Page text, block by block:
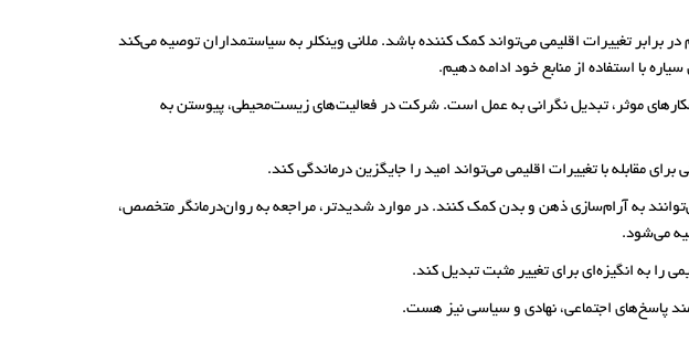
برابر تغییرات اقلیمی می‌تواند کمک کننده باشد. ملانی وینکلر به سیاستمداران توصیه می‌کند
با استفاده از منابع خود ادامه دهیم.
موثر، تبدیل نگرانی به عمل است. شرکت در فعالیت‌های زیست‌محیطی، پیوستن به
مقابله با تغییرات اقلیمی می‌تواند امید را جایگزین درماندگی کند.
به آرام‌سازی ذهن و بدن کمک کنند. در موارد شدیدتر، مراجعه به روان‌درمانگر متخصص،
می‌شود.
را به انگیزه‌ای برای تغییر مثبت تبدیل کند.
پاسخ‌های اجتماعی، نهادی و سیاسی نیز هست.